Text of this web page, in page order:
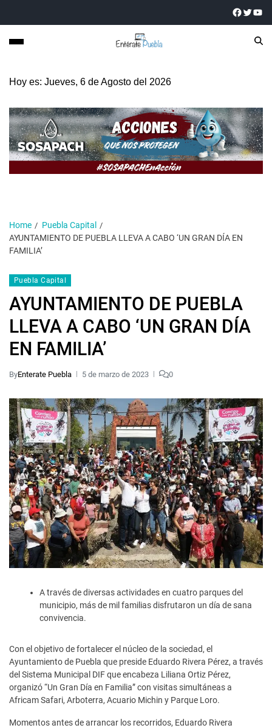
Hoy es: Jueves, 6 de Agosto del 2026
Home
Puebla Capital
AYUNTAMIENTO DE PUEBLA LLEVA A CABO ‘UN GRAN DÍA EN
FAMILIA’
Puebla Capital
AYUNTAMIENTO DE PUEBLA
LLEVA A CABO ‘UN GRAN DÍA
EN FAMILIA’
ByEnterate Puebla 5 de marzo de 2023 0
A través de diversas actividades en cuatro parques del
municipio, más de mil familias disfrutaron un día de sana
convivencia.
Con el objetivo de fortalecer el núcleo de la sociedad, el
Ayuntamiento de Puebla que preside Eduardo Rivera Pérez, a través
del Sistema Municipal DIF que encabeza Liliana Ortiz Pérez,
organizó “Un Gran Día en Familia” con visitas simultáneas a
Africam Safari, Arboterra, Acuario Michin y Parque Loro.
Momentos antes de arrancar los recorridos, Eduardo Rivera